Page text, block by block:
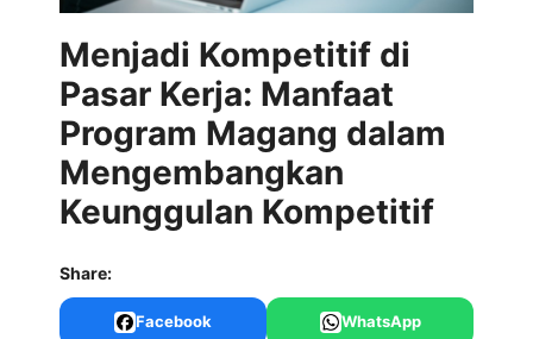
Menjadi Kompetitif di
Pasar Kerja: Manfaat
Program Magang dalam
Mengembangkan
Keunggulan Kompetitif
Share:
Facebook WhatsApp